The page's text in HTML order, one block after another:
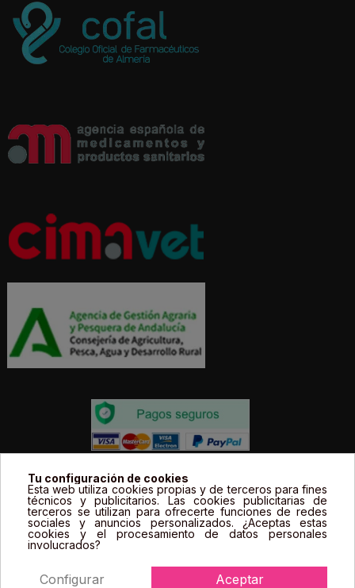
Todos los precios estás expresados en Euros e
incluyen el IVA. | Todas las marcas, logotipos y fotos de
productos son propiedad legal de sus propietarios y
sólo se muestran a título informativo.
Tu configuración de cookies
Esta web utiliza cookies propias y de terceros para fines
técnicos y publicitarios. Las cookies publicitarias de
terceros se utilizan para ofrecerte funciones de redes
sociales y anuncios personalizados. ¿Aceptas estas
cookies y el procesamiento de datos personales
involucrados?
Aceptar
Configurar